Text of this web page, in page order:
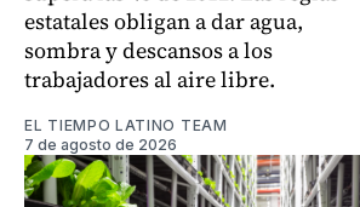
estatales obligan a dar agua,
sombra y descansos a los
trabajadores al aire libre.
EL TIEMPO LATINO TEAM
7 de agosto de 2026